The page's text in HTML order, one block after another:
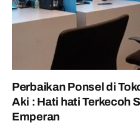
Perbaikan Ponsel di
Aki : Hati hati Terkecoh
Emperan